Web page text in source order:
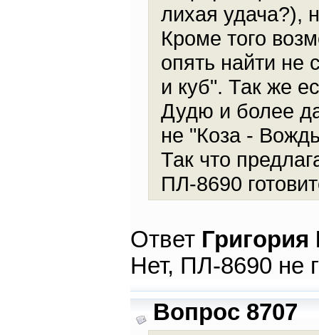
лихая удача?),
Кроме того
опять найти не
и куб". Так же
Дудю и более
не "Коза -
Так что
ПЛ-8690
Ответ
Нет, ПЛ-8690 не
Вопрос 8707